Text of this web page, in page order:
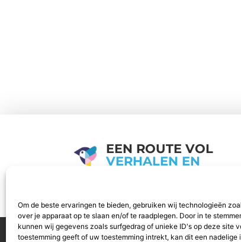
Om de beste ervaringen te bieden, gebruiken wij technologieën
over je apparaat op te slaan en/of te raadplegen. Door in te
kunnen wij gegevens zoals surfgedrag of unieke ID's op deze site
toestemming geeft of uw toestemming intrekt, kan dit een nadelige
EEN ROUTE VOL
VERHALEN EN
Aanmelden Beroemdheden